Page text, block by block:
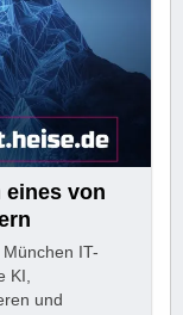
eines von
IT-
KI,
und